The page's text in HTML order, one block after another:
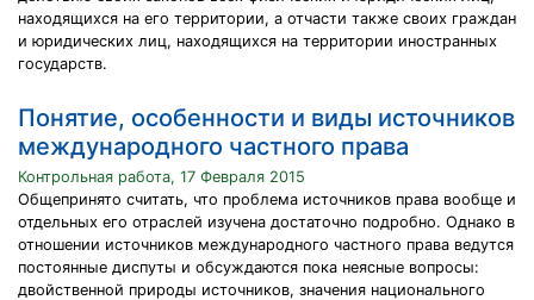
находящихся на его территории, а отчасти также своих граждан
и юридических лиц, находящихся на территории иностранных
государств.
Понятие, особенности и виды источников
международного частного права
Контрольная работа, 17 Февраля 2015
Общепринято считать, что проблема источников права вообще и
отдельных его отраслей изучена достаточно подробно. Однако в
отношении источников международного частного права ведутся
постоянные диспуты и обсуждаются пока неясные вопросы:
двойственной природы источников, значения национального